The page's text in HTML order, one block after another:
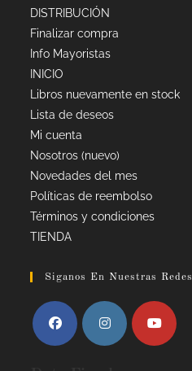
DISTRIBUCIÓN
Finalizar compra
Info Mayoristas
INICIO
Libros nuevamente en stock
Lista de deseos
Mi cuenta
Nosotros (nuevo)
Novedades del mes
Políticas de reembolso
Términos y condiciones
TIENDA
Siganos En Nuestras Redes